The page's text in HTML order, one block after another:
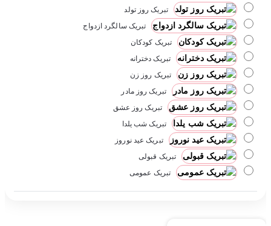
تبریک روز تولد
تبریک سالگرد ازدواج
تبریک کودکان
تبریک دخترانه
تبریک روز زن
تبریک روز مادر
تبریک روز عشق
تبریک شب یلدا
تبریک عید نوروز
تبریک قبولی
تبریک عمومی